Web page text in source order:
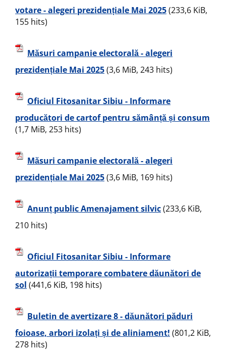
votare - alegeri prezidențiale Mai 2025(233,6 KiB,
155 hits)
Măsuri campanie electorală - alegeri
prezidențiale Mai 2025(3,6 MiB, 243 hits)
Oficiul Fitosanitar Sibiu - Informare
producători de cartof pentru sămânță și consum
(1,7 MiB, 253 hits)
Măsuri campanie electorală - alegeri
prezidențiale Mai 2025(3,6 MiB, 169 hits)
Anunț public Amenajament silvic(233,6 KiB,
210 hits)
Oficiul Fitosanitar Sibiu - Informare
autorizații temporare combatere dăunători de
sol (441,6 KiB, 198 hits)
Buletin de avertizare 8 - dăunători păduri
foioase, arbori izolați și de aliniament! (801,2 KiB,
278 hits)